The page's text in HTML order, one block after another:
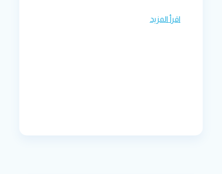
اقرأ المزيد